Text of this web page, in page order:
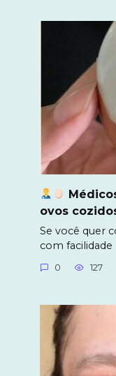
ovos
Se você quer
com facilidade
0 127